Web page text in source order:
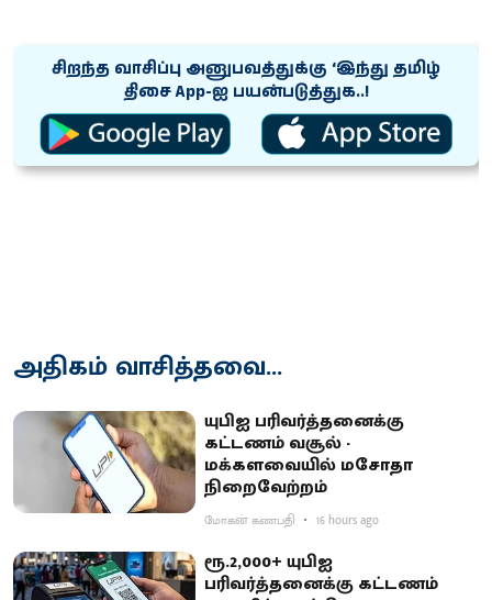
சிறந்த வாசிப்பு அனுபவத்துக்கு ‘இந்து தமிழ்
திசை App-ஐ பயன்படுத்துக..!
அதிகம் வாசித்தவை...
யுபிஐ பரிவர்த்தனைக்கு
கட்டணம் வசூல் -
மக்களவையில் மசோதா
நிறைவேற்றம்
மோகன் கணபதி 16 hours ago
ரூ.2,000+ யுபிஐ
பரிவர்த்தனைக்கு கட்டணம்